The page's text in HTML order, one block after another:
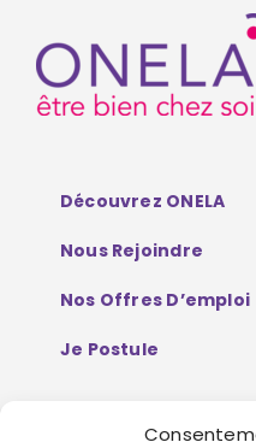
Découvrez ONELA
Nous Rejoindre
Nos Offres D’emploi
Je Postule